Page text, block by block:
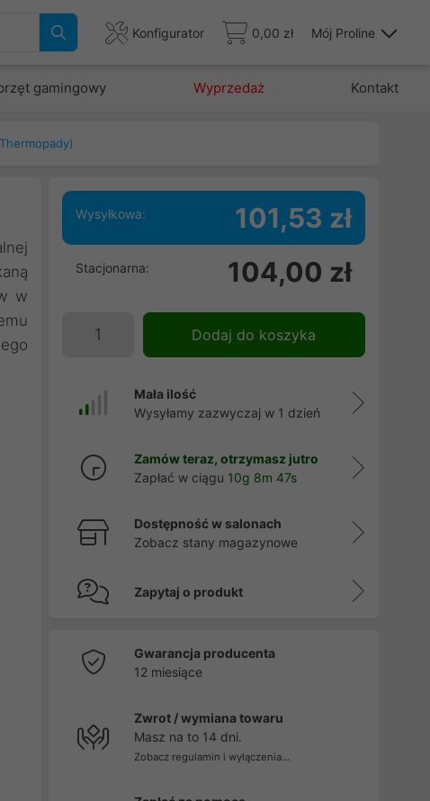
Konfigurator 0,00 zł Mój Proline
gamingowy Wyprzedaż Kontakt
w
Wysyłkowa: 101,53 zł
Stacjonarna: 104,00 zł
Dodaj do koszyka
Mała ilość
Wysyłamy zazwyczaj w 1 dzień
Zamów teraz, otrzymasz jutro
Zapłać w ciągu 10g 8m 46s
Dostępność w salonach
Zobacz stany magazynowe
Zapytaj o produkt
Gwarancja producenta
12 miesiące
Zwrot / wymiana towaru
Masz na to 14 dni.
Zobacz regulamin i wyłączenia...